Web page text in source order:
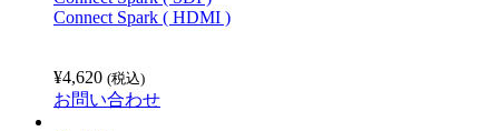
Connect Spark ( HDMI )
¥4,620 (税込)
お問い合わせ